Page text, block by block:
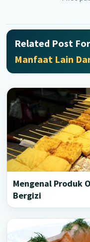
Related Post
Manfaat Lain
Mengenal Produk
Bergizi